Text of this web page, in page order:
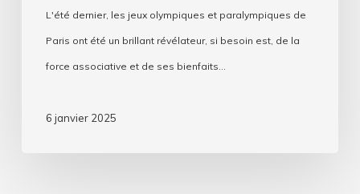
associatif
L'été dernier, les jeux olympiques et paralympiques de
Paris ont été un brillant révélateur, si besoin est, de la
force associative et de ses bienfaits…
6 janvier 2025